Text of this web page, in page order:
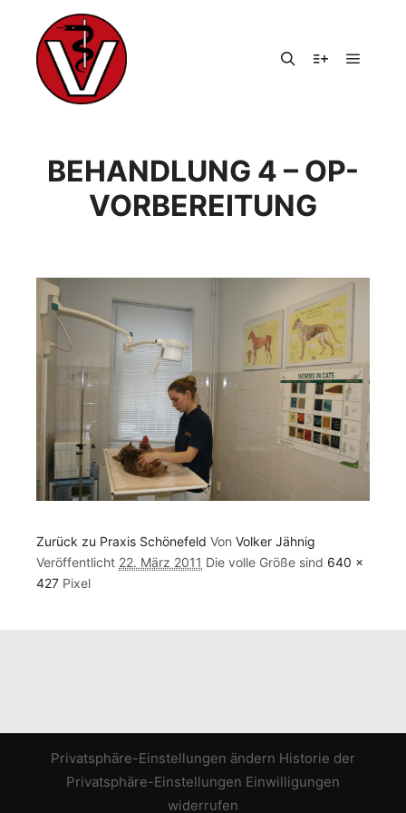
BEHANDLUNG 4 – OP-
VORBEREITUNG
Zurück zu Praxis Schönefeld Von Volker Jähnig
Veröffentlicht 22. März 2011 Die volle Größe sind 640 ×
427 Pixel
Privatsphäre-Einstellungen ändern Historie der
Privatsphäre-Einstellungen Einwilligungen
widerrufen